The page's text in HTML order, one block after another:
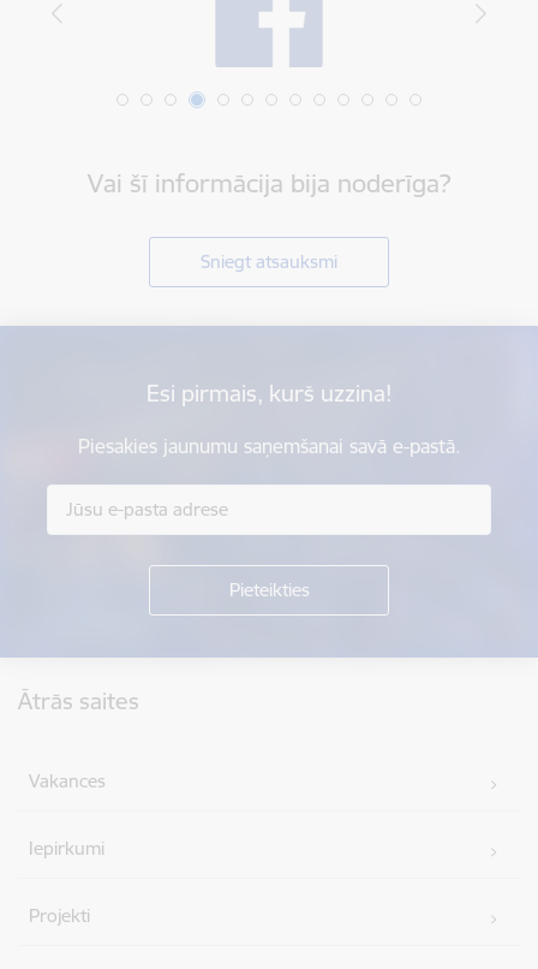
Vai šī informācija bija noderīga?
Sniegt atsauksmi
Esi pirmais, kurš uzzina!
Piesakies jaunumu saņemšanai savā e-pastā.
Ātrās saites
Vakances
Iepirkumi
Projekti